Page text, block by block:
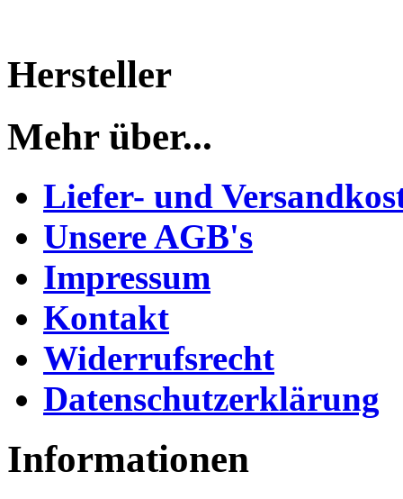
Hersteller
Mehr über...
Liefer- und
Unsere AGB's
Impressum
Kontakt
Widerrufsrecht
Datenschutzerklärung
Informationen